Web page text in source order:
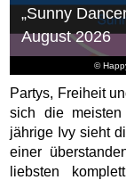
©
„Sunny
August 2026
Partys, Freiheit
sich die
jährige Ivy sieht
einer
liebsten